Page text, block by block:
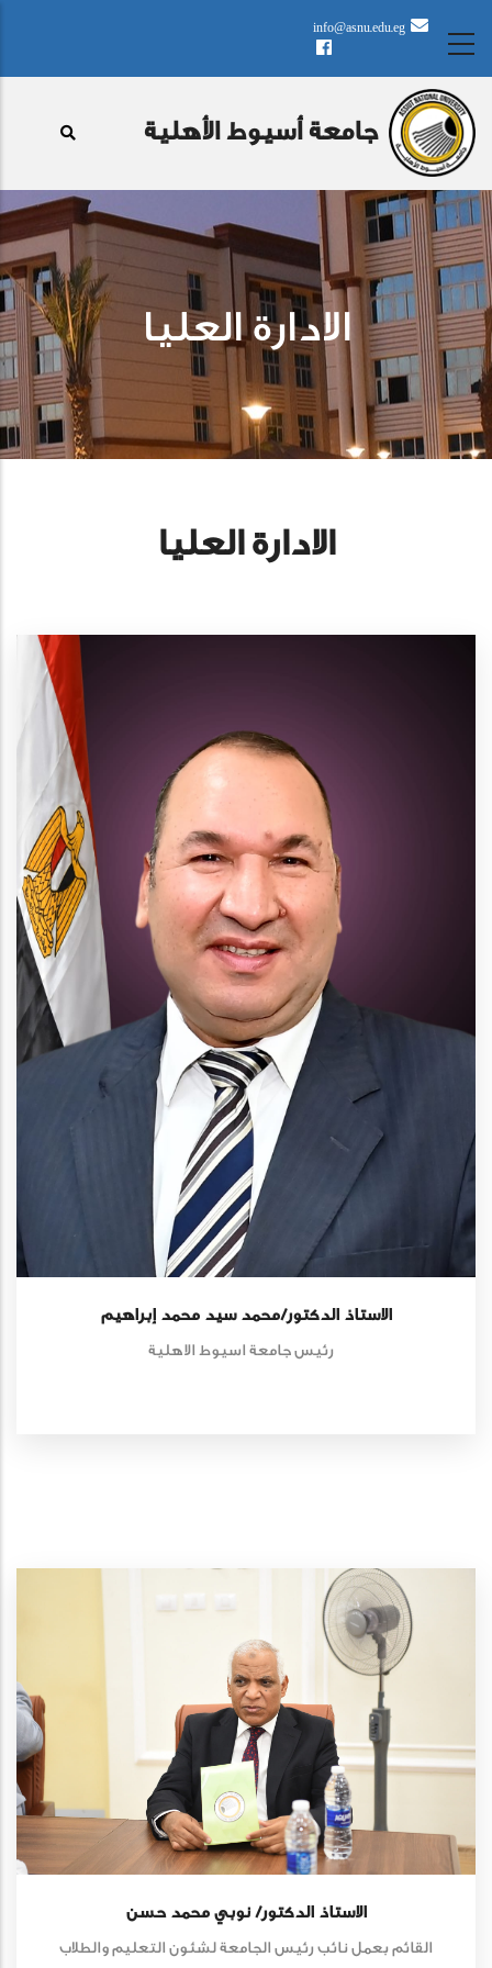
إلى
الرئيسي
info@asnu.edu.eg
جامعة أسيوط الأهلية
الادارة العليا
الادارة العليا
الاستاذ الدكتور/محمد سيد محمد إبراهيم
رئيس جامعة اسيوط الاهلية
الاستاذ الدكتور/ نوبي محمد حسن
القائم بعمل نائب رئيس الجامعة لشئون التعليم والطلاب